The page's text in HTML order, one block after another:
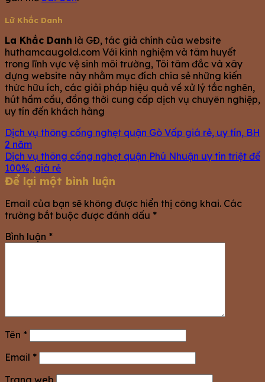
Lữ Khắc Danh
La Khắc Danh là GĐ, tác giả chính của website
huthamcaugold.com Với kinh nghiệm và tâm huyết
trong lĩnh vực vệ sinh môi trường, Tôi tâm đắc và xây
dựng website này nhằm mục đích chia sẻ những kiến
thức hữu ích, các giải pháp hiệu quả về xử lý tắc nghẽn,
hút hầm cầu, đồng thời cung cấp dịch vụ chuyên nghiệp,
uy tín đến khách hàng
Dịch vụ thông cống nghẹt quận Gò Vấp giá rẻ, uy tín, BH
2 năm
Dịch vụ thông cống nghẹt quận Phú Nhuận uy tín triệt để
100%, giá rẻ
Để lại một bình luận
Email của bạn sẽ không được hiển thị công khai. Các
trường bắt buộc được đánh dấu *
Bình luận *
Tên *
Email *
Trang web